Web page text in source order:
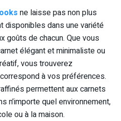
ne laisse pas non plus
disponibles dans une variété
goûts de chacun. Que vous
élégant et minimaliste ou
vous trouverez
à vos préférences.
permettent aux carnets
n’importe quel environnement,
ou à la maison.